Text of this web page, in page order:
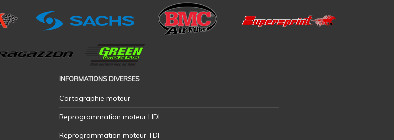
INFORMATIONS DIVERSES
Cartographie moteur
Reprogrammation moteur HDI
Reprogrammation moteur TDI